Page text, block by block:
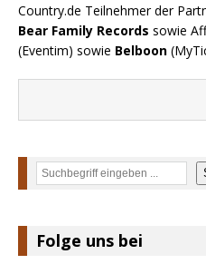
Country.de Teilnehmer der
Bear Family Records sowie
(Eventim) sowie Belboon
Suchen
Folge uns bei